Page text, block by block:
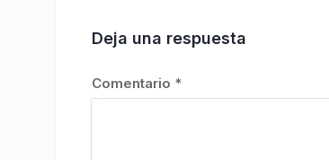
Deja una respuesta
Comentario *